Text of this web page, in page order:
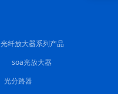
光纤放大器系列产品
soa光放大器
光分路器